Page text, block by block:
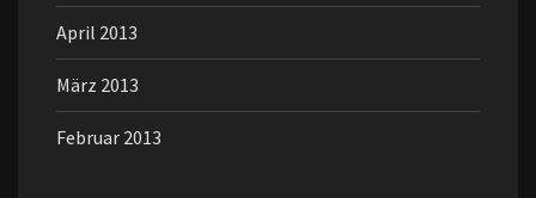
April 2013
März 2013
Februar 2013